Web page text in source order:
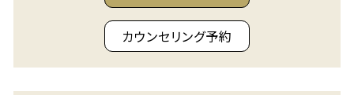
カウンセリング予約